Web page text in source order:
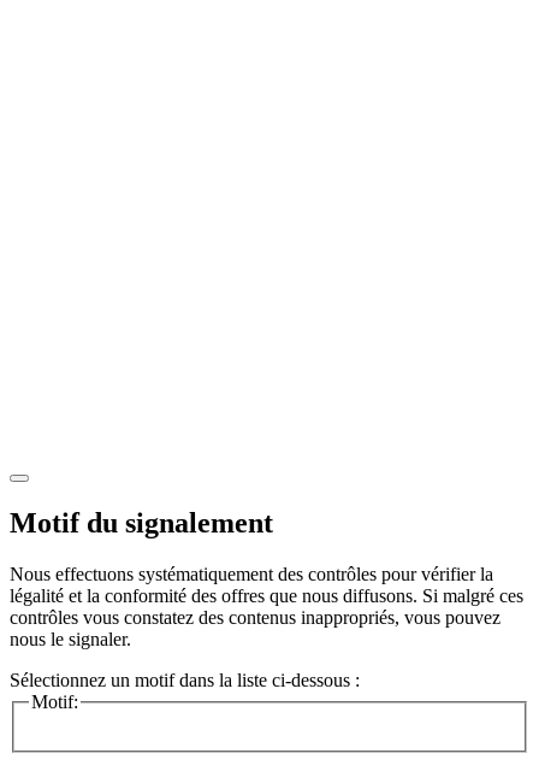
Motif du signalement
Nous effectuons systématiquement des contrôles pour vérifier la
légalité et la conformité des offres que nous diffusons. Si malgré ces
contrôles vous constatez des contenus inappropriés, vous pouvez
nous le signaler.
Sélectionnez un motif dans la liste ci-dessous :
Motif: